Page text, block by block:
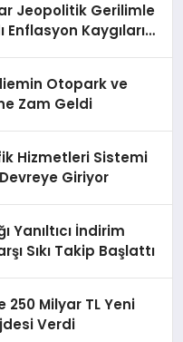
Jeopolitik Gerilimle
Kaygıları
Otopark ve
Zam Geldi
Hizmetleri Sistemi
Giriyor
Yanıltıcı İndirim
Sıkı Takip Başlattı
250 Milyar TL Yeni
Verdi